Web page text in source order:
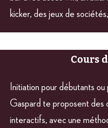
kicker, des jeux de
Cours
Initiation pour débutants
Gaspard te proposent des
interactifs, avec une